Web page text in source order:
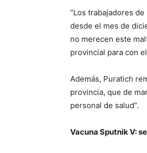
“Los trabajadores
desde el mes de
no merecen este
provincial para con
Además, Puratich
provincia, que de
personal de salud”.
Vacuna Sputnik V: